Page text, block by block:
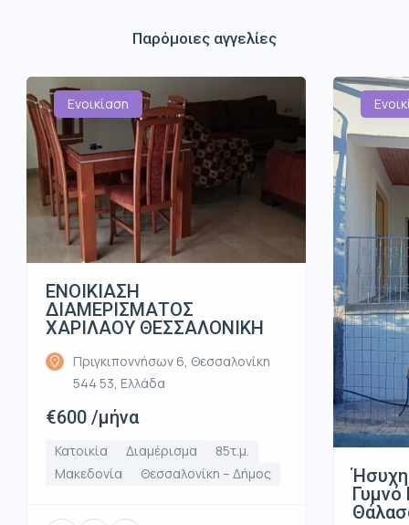
Παρόμοιες αγγελίες
Ενοικίαση
ΕΝΟΙΚΙΑΣΗ
ΔΙΑΜΕΡΙΣΜΑΤΟΣ
ΧΑΡΙΛΑΟΥ ΘΕΣΣΑΛΟΝΙΚΗ
Πριγκιποννήσων 6, Θεσσαλονίκη
544 53, Ελλάδα
€600 /μήνα
Κατοικία Διαμέρισμα
85τ.μ.
Μακεδονία
Θεσσαλονίκη – Δήμος
Γυμνό